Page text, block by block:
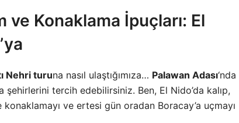
ve Konaklama İpuçları: El
Nehri turuna nasıl ulaştığımıza… Palawan Adası‘nda
tercih edebilirsiniz. Ben, El Nido’da kalıp,
ve ertesi gün oradan Boracay’a uçmayı